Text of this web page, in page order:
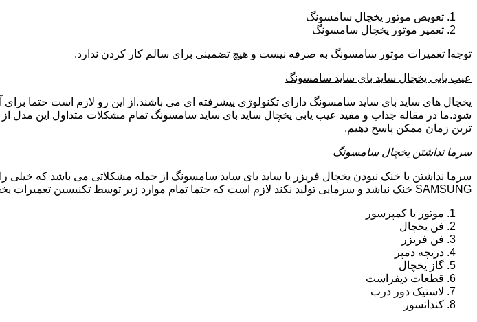
تعویض موتور یخچال سامسونگ
تعمیر موتور یخچال سامسونگ
توجه! تعمیرات موتور سامسونگ به صرفه نیست و هیچ تضمینی برای سالم کار کردن ندارد.
عیب یابی یخچال ساید بای ساید سامسونگ
یخچال های ساید بای ساید سامسونگ دارای تکنولوژی پیشرفته ای می باشند.از این رو لازم است حتما
شود.ما در مقاله جذاب و مفید عیب یابی یخچال ساید بای ساید سامسونگ تمام مشکلات متداول این مدل
ترین زمان ممکن پاسخ دهیم.
سرما نداشتن یخچال سامسونگ
سرما نداشتن یا خنک نبودن یخچال فریزر یا ساید بای ساید سامسونگ از جمله مشکلاتی می باشد که
SAMSUNG خنک نباشد و سرمایی تولید نکند لازم است که حتما تمام موارد زیر توسط تکنیسین تعمیرات یخچال سامسونگ بررسی گردد:
موتور یا کمپرسور
فن یخچال
فن فریزر
دریچه دمپر
گاز یخچال
قطعات دیفراست
لاستیک دور درب
کندانسور